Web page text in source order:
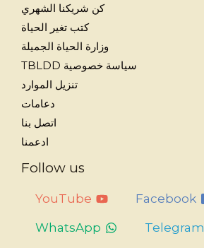
كن شريكنا الشهري
كتب تغير الحياة
وزارة الحياة الجميلة
سياسة خصوصية TBLDD
تنزيل الموارد
دعامات
اتصل بنا
ادعمنا
Follow us
Facebook
YouTube
Telegram
WhatsApp